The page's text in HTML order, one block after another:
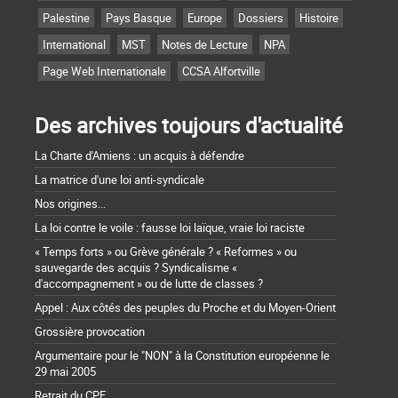
Palestine
Pays Basque Europe Dossiers
Histoire
International
MST Notes de Lecture
NPA
Page Web Internationale
CCSA Alfortville
Des archives toujours d'actualité
La Charte d'Amiens : un acquis à défendre
La matrice d'une loi anti-syndicale
Nos origines...
La loi contre le voile : fausse loi laïque, vraie loi raciste
« Temps forts » ou Grève générale ? « Reformes » ou
sauvegarde des acquis ? Syndicalisme «
d'accompagnement » ou de lutte de classes ?
Appel : Aux côtés des peuples du Proche et du Moyen-Orient
Grossière provocation
Argumentaire pour le "NON" à la Constitution européenne le
29 mai 2005